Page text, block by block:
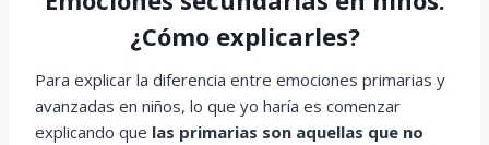
¿Cómo explicarles?
Para explicar la diferencia entre emociones primarias y
avanzadas en niños, lo que yo haría es comenzar
explicando que las primarias son aquellas que no